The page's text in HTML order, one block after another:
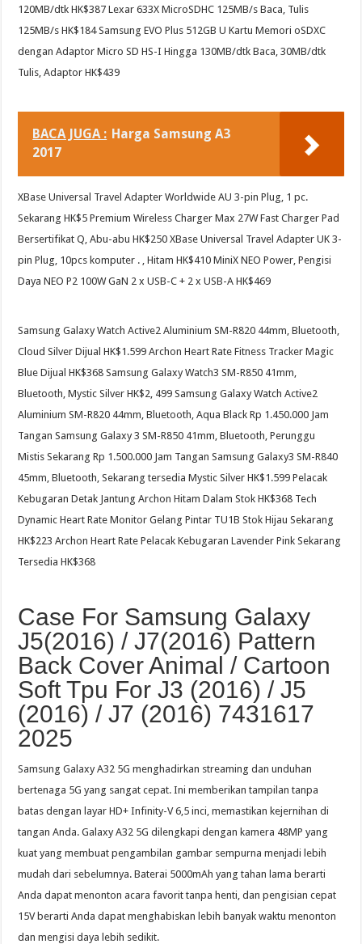
120MB/dtk HK$387 Lexar 633X MicroSDHC 125MB/s Baca, Tulis
125MB/s HK$184 Samsung EVO Plus 512GB U Kartu Memori oSDXC
dengan Adaptor Micro SD HS-I Hingga 130MB/dtk Baca, 30MB/dtk
Tulis, Adaptor HK$439
BACA JUGA : Harga Samsung A3
2017
XBase Universal Travel Adapter Worldwide AU 3-pin Plug, 1 pc.
Sekarang HK$5 Premium Wireless Charger Max 27W Fast Charger Pad
Bersertifikat Q, Abu-abu HK$250 XBase Universal Travel Adapter UK 3-
pin Plug, 10pcs komputer . , Hitam HK$410 MiniX NEO Power, Pengisi
Daya NEO P2 100W GaN 2 x USB-C + 2 x USB-A HK$469
Samsung Galaxy Watch Active2 Aluminium SM-R820 44mm, Bluetooth,
Cloud Silver Dijual HK$1.599 Archon Heart Rate Fitness Tracker Magic
Blue Dijual HK$368 Samsung Galaxy Watch3 SM-R850 41mm,
Bluetooth, Mystic Silver HK$2, 499 Samsung Galaxy Watch Active2
Aluminium SM-R820 44mm, Bluetooth, Aqua Black Rp 1.450.000 Jam
Tangan Samsung Galaxy 3 SM-R850 41mm, Bluetooth, Perunggu
Mistis Sekarang Rp 1.500.000 Jam Tangan Samsung Galaxy3 SM-R840
45mm, Bluetooth, Sekarang tersedia Mystic Silver HK$1.599 Pelacak
Kebugaran Detak Jantung Archon Hitam Dalam Stok HK$368 Tech
Dynamic Heart Rate Monitor Gelang Pintar TU1B Stok Hijau Sekarang
HK$223 Archon Heart Rate Pelacak Kebugaran Lavender Pink Sekarang
Tersedia HK$368
Case For Samsung Galaxy
J5(2016) / J7(2016) Pattern
Back Cover Animal / Cartoon
Soft Tpu For J3 (2016) / J5
(2016) / J7 (2016) 7431617
2025
Samsung Galaxy A32 5G menghadirkan streaming dan unduhan
bertenaga 5G yang sangat cepat. Ini memberikan tampilan tanpa
batas dengan layar HD+ Infinity-V 6,5 inci, memastikan kejernihan di
tangan Anda. Galaxy A32 5G dilengkapi dengan kamera 48MP yang
kuat yang membuat pengambilan gambar sempurna menjadi lebih
mudah dari sebelumnya. Baterai 5000mAh yang tahan lama berarti
Anda dapat menonton acara favorit tanpa henti, dan pengisian cepat
15V berarti Anda dapat menghabiskan lebih banyak waktu menonton
dan mengisi daya lebih sedikit.